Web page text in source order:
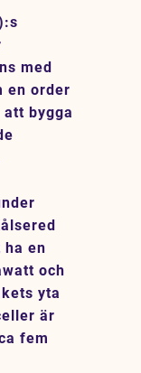
med
en order
bygga
ha en
och
yta
är
fem